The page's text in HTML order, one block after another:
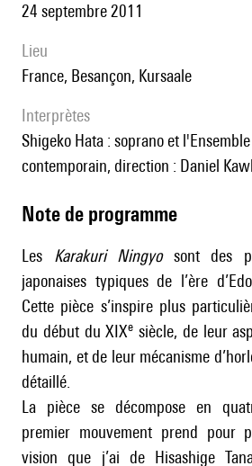
24 septembre 2011
lieu
France, Besançon, Kursaale
interprètes
Shigeko Hata : soprano et l'Ensemble orchestral
contemporain, direction : Daniel
Note de programme
Les Karakuri Ningyosont des
japonaises typiques de l’ère
Cette pièce s’inspire plus
du début du XIXe siècle, de leur
humain, et de leur mécanisme
détaillé.
La pièce se décompose en
premier mouvement prend pour
vision que j’ai de Hisashige